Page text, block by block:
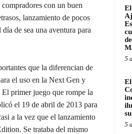
con un buen
lanzamiento de pocos
de sea una aventura para
que la diferencian de
el uso en la Next Gen y
primer juego que rompe la
el 19 de abril de 2013 para
a la vez que el lanzamiento
Se trataba del mismo
5
5